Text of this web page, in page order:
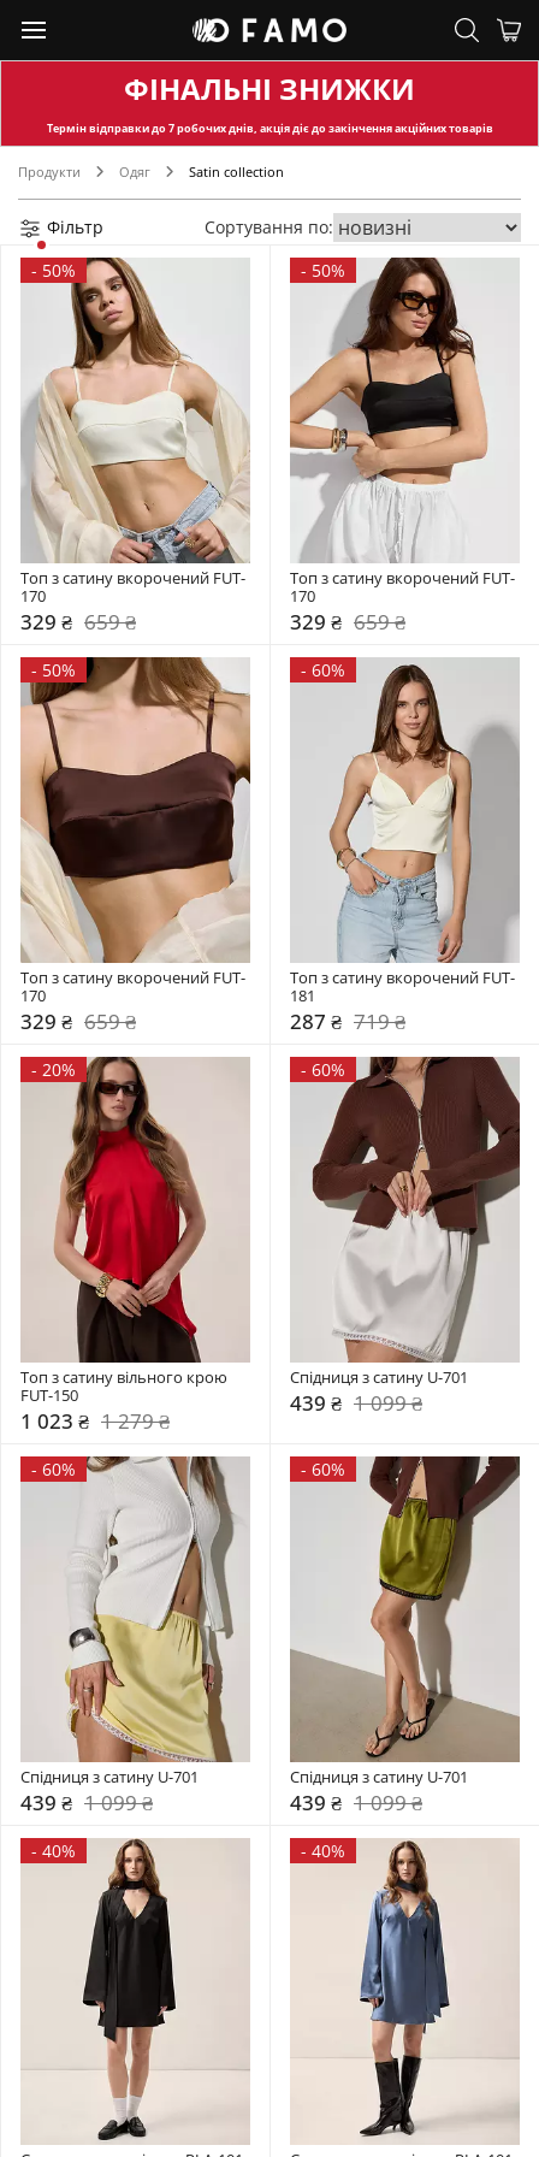
ФІНАЛЬНІ ЗНИЖКИ
Термін відправкидо 7 робочих днів, акція діє до закінчення акційних товарів
Продукти Одяг Satin collection
Фільтр
Сортування по:
- 50%
Топ з сатину вкорочений FUT-
170
329 ₴ 659 ₴
- 50%
Топ з сатину вкорочений FUT-
170
329 ₴ 659 ₴
- 50%
Топ з сатину вкорочений FUT-
170
329 ₴ 659 ₴
- 60%
Топ з сатину вкорочений FUT-
181
287 ₴ 719 ₴
- 20%
Топ з сатину вільного крою
FUT-150
1 023 ₴ 1 279 ₴
- 60%
Спідниця з сатину U-701
439 ₴ 1 099 ₴
- 60%
Спідниця з сатину U-701
439 ₴ 1 099 ₴
- 60%
Спідниця з сатину U-701
439 ₴ 1 099 ₴
- 40% - 40%